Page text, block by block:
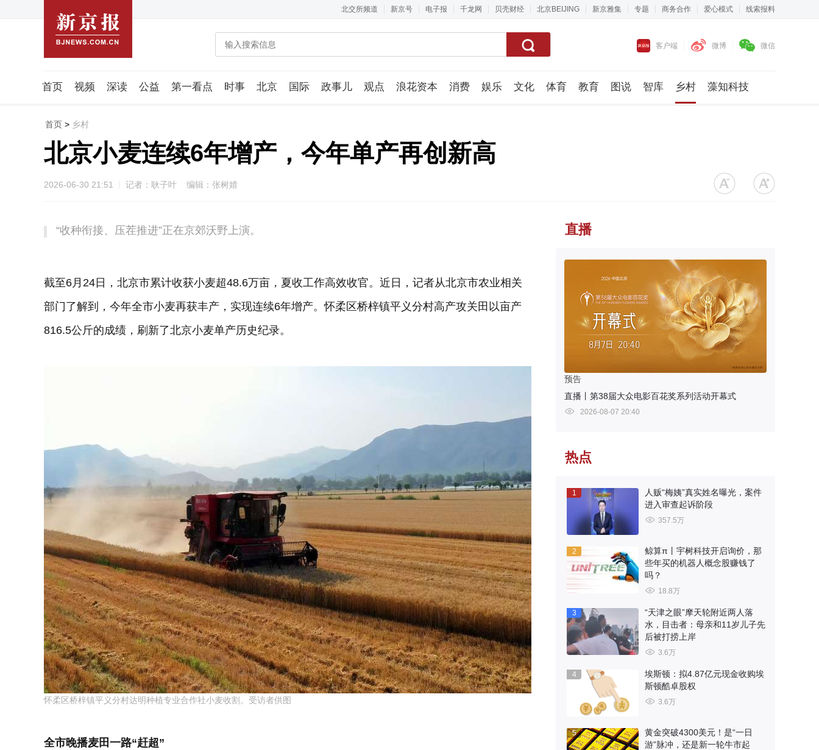
北交所频道 新京号 电子报 千龙网 贝壳财经 北京BEIJING 新京雅集 专题 商务合作 爱心模式 线索报料
客户端 微博 微信
首页 视频 深读 公益 第一看点 时事 北京 国际 政事儿 观点 浪花资本 消费 娱乐 文化 体育 教育 图说 智库 乡村 藻知科技
潮流智造局
首页 > 乡村
北京小麦连续6年增产，今年单产再创新高
2026-06-30 21:51 记者：耿子叶 编辑：张树婧
“收种衔接、压茬推进”正在京郊沃野上演。
截至6月24日，北京市累计收获小麦超48.6万亩，夏收工作高效收官。近日，记者从北京市农业相关
部门了解到，今年全市小麦再获丰产，实现连续6年增产。怀柔区桥梓镇平义分村高产攻关田以亩产
816.5公斤的成绩，刷新了北京小麦单产历史纪录。
怀柔区桥梓镇平义分村达明种植专业合作社小麦收割。受访者供图
全市晚播麦田一路“赶超”
直播
预告
直播丨第38届大众电影百花奖系列活动开幕式
2026-08-07 20:40
热点
1
人贩“梅姨”真实姓名曝光，案件
进入审查起诉阶段
357.5万
2
鲸算π丨宇树科技开启询价，那
些年买的机器人概念股赚钱了
吗？
18.8万
3
“天津之眼”摩天轮附近两人落
水，目击者：母亲和11岁儿子先
后被打捞上岸
3.6万
4
埃斯顿：拟4.87亿元现金收购埃
斯顿酷卓股权
3.6万
5
黄金突破4300美元！是“一日
游”脉冲，还是新一轮牛市起